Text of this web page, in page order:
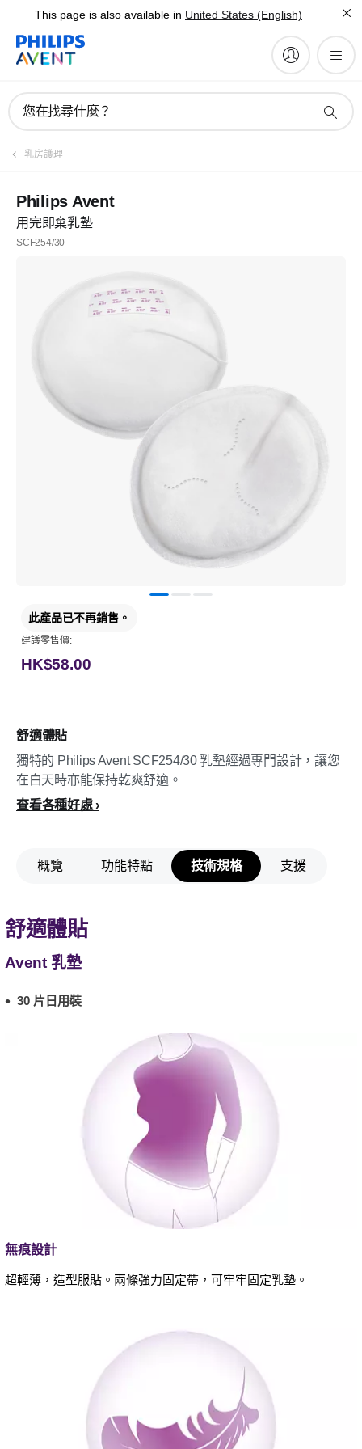
This page is also available in United States (English)
您在找尋什麼？
乳房護理
Philips Avent
用完即棄乳墊
SCF254/30
舒適體貼
獨特的 Philips Avent SCF254/30 乳墊經過專門設計，讓您
在白天時亦能保持乾爽舒適。
查看各種好處
此產品已不再銷售。
建議零售價:
HK$58.00
概覽 功能特點 技術規格 支援
舒適體貼
Avent 乳墊
30 片日用裝
無痕設計
超輕薄，造型服貼。兩條強力固定帶，可牢牢固定乳墊。